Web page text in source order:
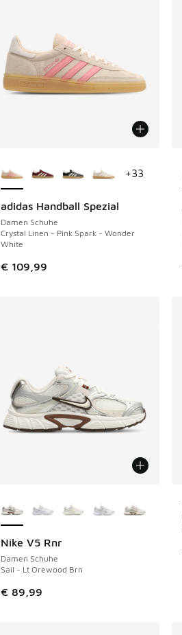
adidas Handball Spezial
Damen Schuhe
Crystal Linen - Pink Spark - Wonder
White
€ 109,99
+33
Nike V5 Rnr
Damen Schuhe
Sail - Lt Orewood Brn
€ 89,99